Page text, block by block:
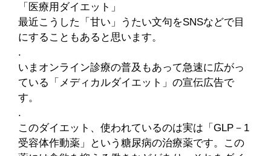
「医療用ダイエット」
最近こうした「甘い」うたい文句をSNSなどで目
にすることもあると思います。
.
いまオンライン診療の普及もあって急速に広がっ
ている「メディカルダイエット」の宣伝広告で
す。
.
このダイエット、使われているのは実は「GLP－1
受容体作動薬」という糖尿病の治療薬です。この